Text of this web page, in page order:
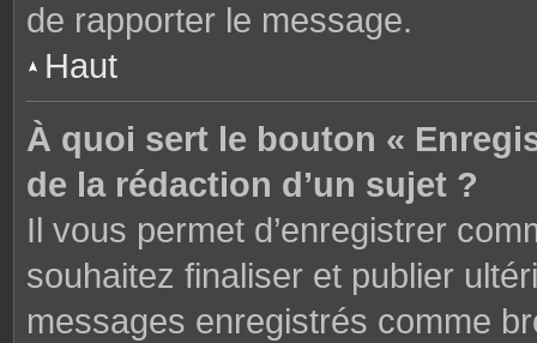
de rapporter le message.
Haut
À quoi sert le bouton «
de la rédaction d’un sujet ?
Il vous permet d’enregistrer
souhaitez finaliser et publier
messages enregistrés comme